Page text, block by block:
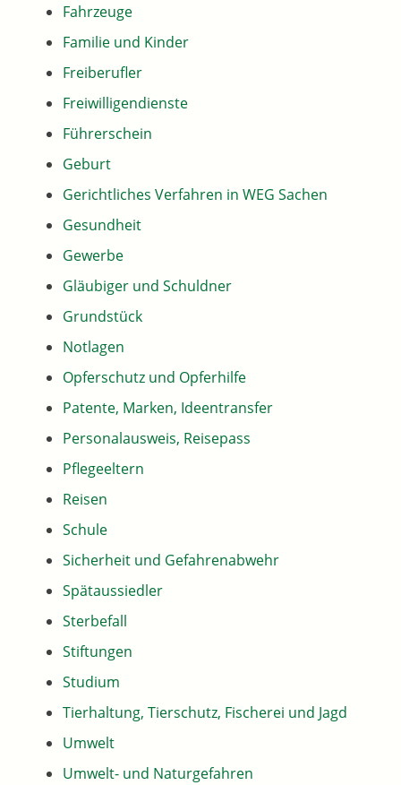
Fahrzeuge
Familie und Kinder
Freiberufler
Freiwilligendienste
Führerschein
Geburt
Gerichtliches Verfahren in WEG Sachen
Gesundheit
Gewerbe
Gläubiger und Schuldner
Grundstück
Notlagen
Opferschutz und Opferhilfe
Patente, Marken, Ideentransfer
Personalausweis, Reisepass
Pflegeeltern
Reisen
Schule
Sicherheit und Gefahrenabwehr
Spätaussiedler
Sterbefall
Stiftungen
Studium
Tierhaltung, Tierschutz, Fischerei und Jagd
Umwelt
Umwelt- und Naturgefahren